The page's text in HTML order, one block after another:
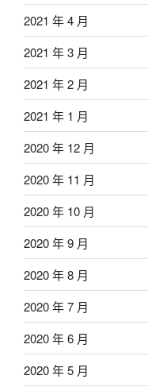
2021 年 4 月
2021 年 3 月
2021 年 2 月
2021 年 1 月
2020 年 12 月
2020 年 11 月
2020 年 10 月
2020 年 9 月
2020 年 8 月
2020 年 7 月
2020 年 6 月
2020 年 5 月